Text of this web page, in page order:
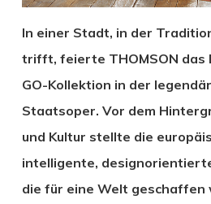
In einer Stadt, in der
trifft, feierte THOMSON das
GO-Kollektion in der
Staatsoper. Vor dem
und Kultur stellte die
intelligente,
die für eine Welt geschaffen